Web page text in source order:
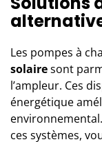
Les pompes à
solairesont
l’ampleur. Ces
énergétique
ces systèmes,